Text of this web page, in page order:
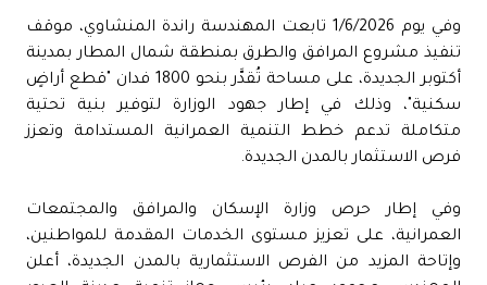
وفي يوم 1/6/2026 تابعت المهندسة راندة المنشاوي، موقف
تنفيذ مشروع المرافق والطرق بمنطقة شمال المطار بمدينة
أكتوبر الجديدة، على مساحة تُقدَّر بنحو 1800 فدان "قطع أراضٍ
سكنية"، وذلك في إطار جهود الوزارة لتوفير بنية تحتية
متكاملة تدعم خطط التنمية العمرانية المستدامة وتعزز
فرص الاستثمار بالمدن الجديدة.
وفي إطار حرص وزارة الإسكان والمرافق والمجتمعات
العمرانية، على تعزيز مستوى الخدمات المقدمة للمواطنين،
وإتاحة المزيد من الفرص الاستثمارية بالمدن الجديدة، أعلن